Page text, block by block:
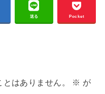
送る Pocket
はありません。 ※ が